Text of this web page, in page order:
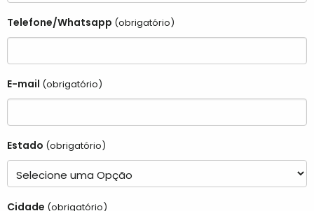
Telefone/Whatsapp (obrigatório)
E-mail (obrigatório)
Estado (obrigatório)
Cidade (obrigatório)